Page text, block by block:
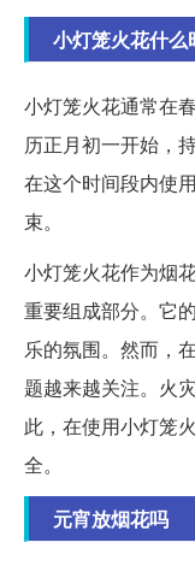
小灯笼火花什么
小灯笼火花通常在
历正月初一开始，
在这个时间段内使
束。
小灯笼火花作为烟
重要组成部分。它
乐的氛围。然而，
题越来越关注。火
此，在使用小灯笼
全。
元宵放烟花吗